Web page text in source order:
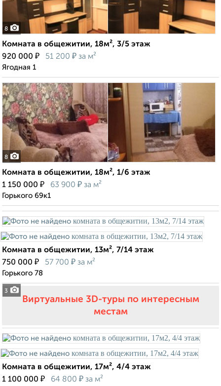
8
Комната в общежитии, 18м², 3/5 этаж
920 000 ₽ 51 200 ₽ за м²
Ягодная 1
8
Комната в общежитии, 18м², 1/6 этаж
1 150 000 ₽ 63 900 ₽ за м²
Горького 69к1
3
Комната в общежитии, 13м², 7/14 этаж
750 000 ₽ 57 700 ₽ за м²
Горького 78
Виртуальные 3D-туры по интересным
местам
Комната в общежитии, 17м², 4/4 этаж
1 100 000 ₽ 64 800 ₽ за м²